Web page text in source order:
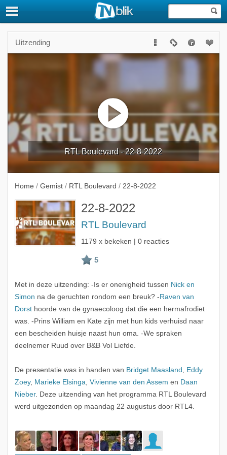
Uitzending
RTL Boulevard - 22-8-2022
Home / Gemist / RTL Boulevard / 22-8-2022
22-8-2022
RTL Boulevard
1179 x bekeken | 0 reacties
Met in deze uitzending: -Is er onenigheid tussen Nick en
Simon na de geruchten rondom een breuk? - Raven van
Dorsthoorde van de gynaecoloog dat die een hermafrodiet
was. -Prins William en Kate zijn met hun kids verhuisd naar
een bescheiden huisje naast hun oma. -We spraken
deelnemer Ruud over B&B Vol Liefde.
De presentatie was in handen van Bridget Maasland , Eddy
Zoey, Marieke Elsinga, Vivienne van den Assem en Daan
Nieber. Deze uitzending van het programma RTL Boulevard
werd uitgezonden op maandag 22 augustus door RTL4.